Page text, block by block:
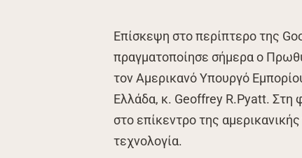
Επίσκεψη στο περίπτερο της
πραγματοποίησε σήμερα ο
τον Αμερικανό Υπουργό
Ελλάδα, κ. Geoffrey R.Pyatt. Στη
στο επίκεντρο της
τεχνολογία.